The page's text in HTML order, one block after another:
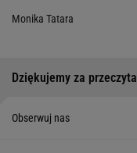
Monika Tatara
Dziękujemy za
Obserwuj nas